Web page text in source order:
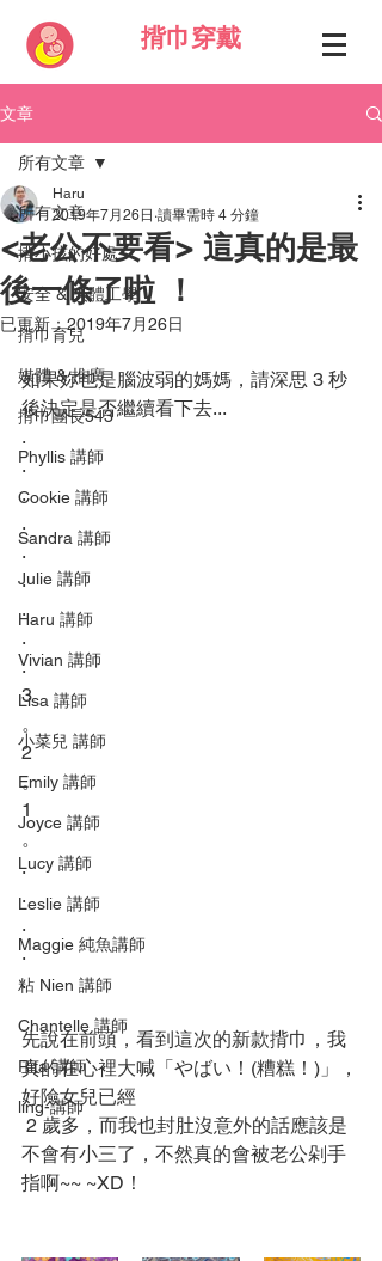
揹巾穿戴
文章
所有文章
揹小孩的好處
安全 & 人體工學
揹巾育兒
媒體 & 推廣
揹巾團長543
Phyllis 講師
Cookie 講師
Sandra 講師
Julie 講師
Haru 講師
Vivian 講師
Lisa 講師
小菜兒 講師
Emily 講師
Joyce 講師
Lucy 講師
Leslie 講師
Maggie 純魚講師
粘 Nien 講師
Chantelle 講師
Rita 講師
ling-講師
所有文章
<老公不要看> 這真的是最
後一條了啦 ！
Haru
2019年7月26日 讀畢需時 4 分鐘
已更新：2019年7月26日
如果妳也是腦波弱的媽媽，請深思 3 秒
後決定是否繼續看下去...
.
.
.
.
.
.
.
.
.
3
。
2
。
1
。
.
.
.
.
.
先說在前頭，看到這次的新款揹巾，我
真的在心裡大喊「やばい！(糟糕！)」，
好險女兒已經
不會有小三了，不然真的會被老公剁手
指啊~~ ~XD！